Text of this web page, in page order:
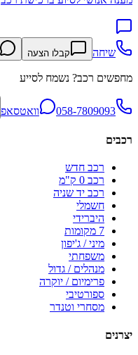
שיחה קבלו הצעה
מחפשים רכב? נשמח לסייע
058-7809093 וואטסאפ
רכבים
רכב חדש
רכב 0 ק"מ
רכב יד שניה
חשמלי
היברידי
7 מקומות
מיני / ג'יפון
משפחתי
מנהלים / גדול
פרימיום / יוקרה
ספורטיבי
מסחרי וטנדר
יצרנים